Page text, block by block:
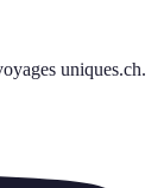
uniques.ch.